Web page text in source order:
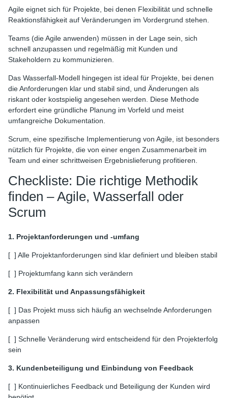
Agile eignet sich für Projekte, bei denen Flexibilität und schnelle
Reaktionsfähigkeit auf Veränderungen im Vordergrund stehen.
Teams (die Agile anwenden) müssen in der Lage sein, sich
schnell anzupassen und regelmäßig mit Kunden und
Stakeholdern zu kommunizieren.
Das Wasserfall-Modell hingegen ist ideal für Projekte, bei denen
die Anforderungen klar und stabil sind, und Änderungen als
riskant oder kostspielig angesehen werden. Diese Methode
erfordert eine gründliche Planung im Vorfeld und meist
umfangreiche Dokumentation.
Scrum, eine spezifische Implementierung von Agile, ist besonders
nützlich für Projekte, die von einer engen Zusammenarbeit im
Team und einer schrittweisen Ergebnislieferung profitieren.
Checkliste: Die richtige Methodik
finden – Agile, Wasserfall oder
Scrum
1. Projektanforderungen und -umfang
[ ] Alle Projektanforderungen sind klar definiert und bleiben stabil
[ ] Projektumfang kann sich verändern
2. Flexibilität und Anpassungsfähigkeit
[ ] Das Projekt muss sich häufig an wechselnde Anforderungen
anpassen
[ ] Schnelle Veränderung wird entscheidend für den Projekterfolg
sein
3. Kundenbeteiligung und Einbindung von Feedback
[ ] Kontinuierliches Feedback und Beteiligung der Kunden wird